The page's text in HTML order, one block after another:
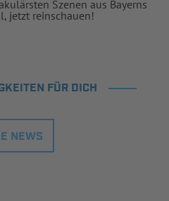
Szenen aus Bayerns
jetzt reinschauen!
FÜR DICH
NEWS